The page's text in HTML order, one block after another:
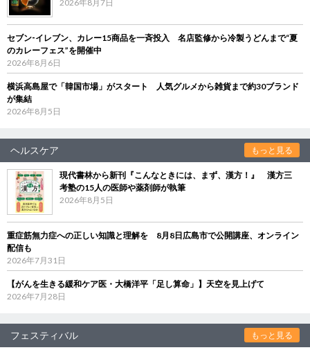
2026年8月7日
セブン‐イレブン、カレー15商品を一斉投入 名店監修から冷製うどんまで“夏
のカレーフェス”を開催中
2026年8月6日
横浜高島屋で「韓国市場」がスタート 人気グルメから雑貨まで約30ブランド
が集結
2026年8月5日
ヘルスケア もっと見る
現代書林から新刊『こんなときには、まず、漢方！』 漢方三
考塾の15人の医師や薬剤師が執筆
2026年8月5日
重症筋無力症への正しい知識と理解を 8月8日広島市で公開講座、オンライン
配信も
2026年7月31日
【がんを生きる緩和ケア医・大橋洋平「足し算命」】天空を見上げて
2026年7月28日
フェスティバル もっと見る